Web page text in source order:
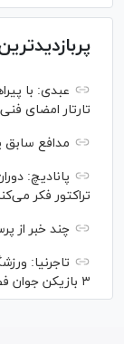
عبدی: با
تارتار امضای فنی
مدافع
پانادیچ:
تراکتور فکر
چند خبر از
تاجرنیا:
۳ بازیکن جوان فصل آینده فیکس ترکیب می‌شوند